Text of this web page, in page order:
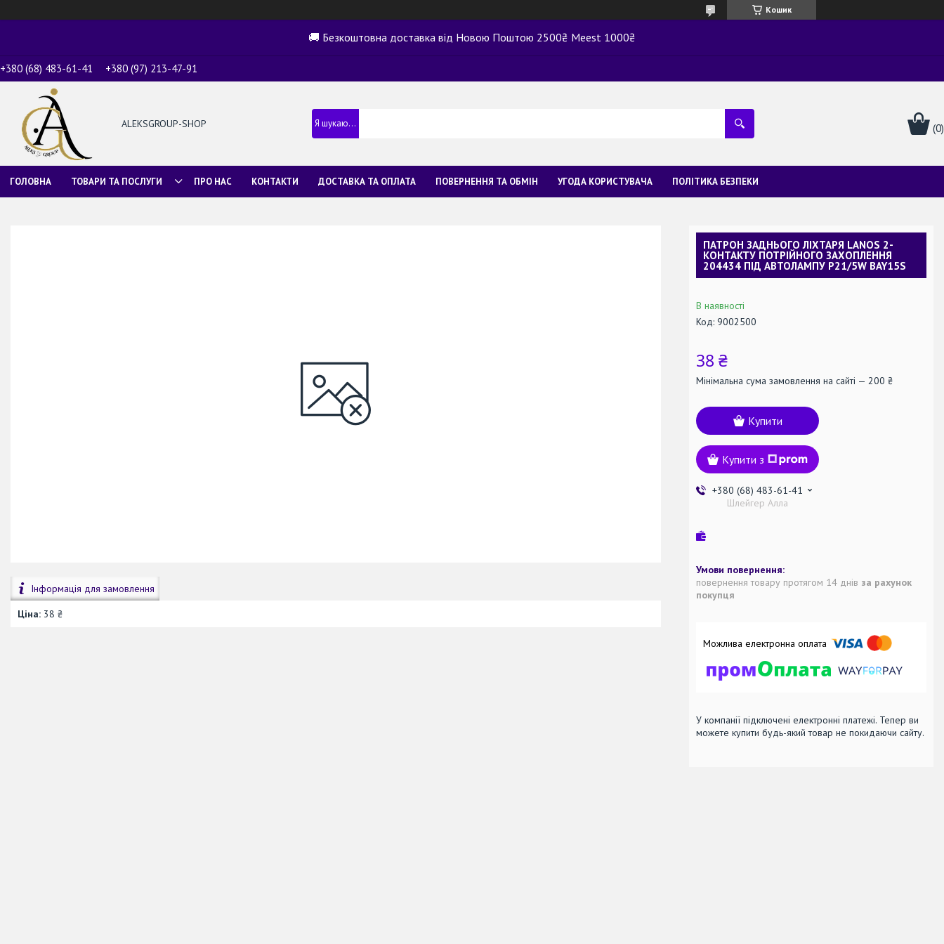
Кошик
🚚 Безкоштовна доставка від Новою Поштою 2500₴ Meest 1000₴
+380 (68) 483-61-41 +380 (97) 213-47-91
ALEKSGROUP-SHOP
ГОЛОВНА ТОВАРИ ТА ПОСЛУГИ ПРО НАС КОНТАКТИ ДОСТАВКА ТА ОПЛАТА ПОВЕРНЕННЯ ТА ОБМІН УГОДА КОРИСТУВАЧА ПОЛІТИКА БЕЗПЕКИ
Інформація для замовлення
Ціна: 38 ₴
ПАТРОН ЗАДНЬОГО ЛІХТАРЯ LANOS 2-
КОНТАКТУ ПОТРІЙНОГО ЗАХОПЛЕННЯ
204434 ПІД АВТОЛАМПУ P21/5W BAY15S
В наявності
Код: 9002500
38 ₴
Мінімальна сума замовлення на сайті — 200 ₴
Купити
Купити з
+380 (68) 483-61-41
Шлейгер Алла
повернення товару протягом 14 днів за рахунок
покупця
У компанії підключені електронні платежі. Тепер ви
можете купити будь-який товар не покидаючи сайту.